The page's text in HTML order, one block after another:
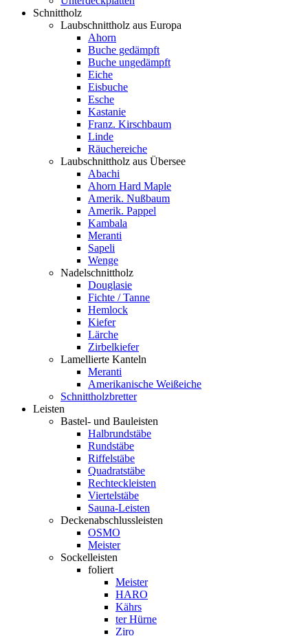
Schnittholz
Laubschnittholz aus Europa
Ahorn
Buche gedämpft
Buche ungedämpft
Eiche
Eisbuche
Esche
Kastanie
Franz. Kirschbaum
Linde
Räuchereiche
Laubschnittholz aus Übersee
Abachi
Ahorn Hard Maple
Amerik. Nußbaum
Amerik. Pappel
Kambala
Meranti
Sapeli
Wenge
Nadelschnittholz
Douglasie
Fichte / Tanne
Hemlock
Kiefer
Lärche
Zirbelkiefer
Lamellierte Kanteln
Meranti
Amerikanische Weißeiche
Schnittholzbretter
Leisten
Bastel- und Bauleisten
Halbrundstäbe
Rundstäbe
Riffelstäbe
Quadratstäbe
Rechteckleisten
Viertelstäbe
Sauna-Leisten
Deckenabschlussleisten
OSMO
Meister
Sockelleisten
foliert
Meister
HARO
Kährs
ter Hürne
Ziro